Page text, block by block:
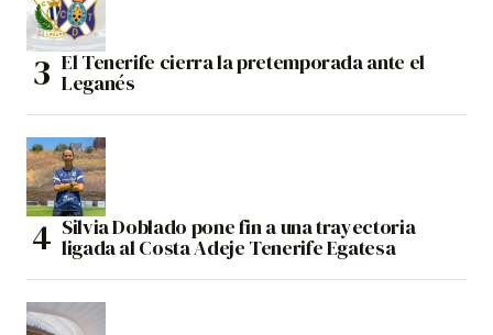
El Tenerife cierra la pretemporada ante el
Leganés
Silvia Doblado pone fin a una trayectoria
ligada al Costa Adeje Tenerife Egatesa